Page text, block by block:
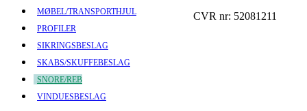
MØBEL/TRANSPORTHJUL
PROFILER
SIKRINGSBESLAG
SKABS/SKUFFEBESLAG
SNORE/REB
VINDUESBESLAG
CVR nr: 52081211